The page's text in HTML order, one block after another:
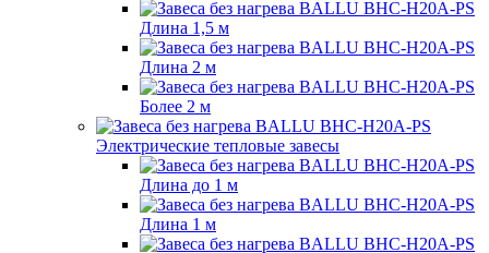
Длина 1,5 м
Длина 2 м
Более 2 м
Электрические тепловые завесы
Длина до 1 м
Длина 1 м